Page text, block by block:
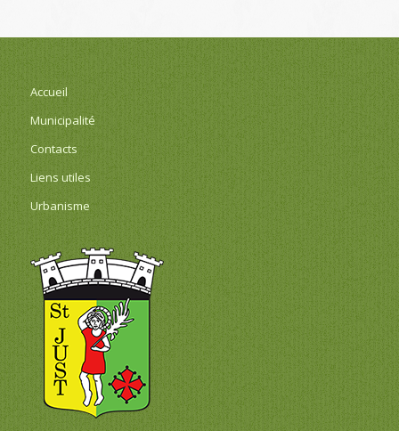
Accueil
Municipalité
Contacts
Liens utiles
Urbanisme